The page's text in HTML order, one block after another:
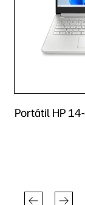
Portátil HP